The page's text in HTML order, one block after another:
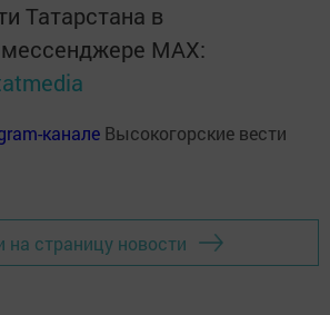
Татарстана в
MАХ:
канале Высокогорские вести
на страницу новости